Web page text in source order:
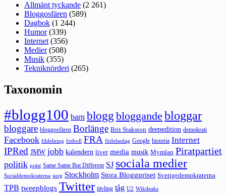
Allmänt tyckande (2 261)
Bloggosfären (589)
Dagbok (1 244)
Humor(339)
Internet (356)
Medier(508)
Musik (355)
Tekniknörderi (265)
Taxonomin
#blogg100 barn blogg bloggande bloggar
bloggare bloggosfären Borlänge Brit Stakston deepedition demokrati
Facebook fildelning fotboll FRA födelsedag Google historia Internet
IPRed JMW jobb kalendern livet media musik Mymlan Piratpartiet
politik präst Same Same But Different SJ sociala medier
Socialdemokraterna sorg Stockholm Stora Bloggpriset Sverigedemokraterna
TPB tweepblogs Twitter tävling tåg U2 Wikileaks